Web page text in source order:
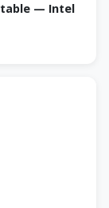
— Intel